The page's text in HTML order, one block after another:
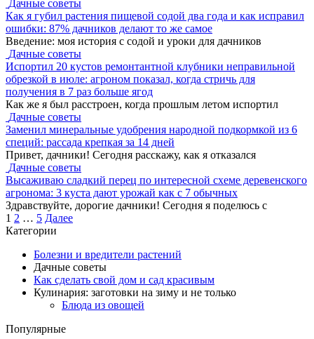
Дачные советы
Как я губил растения пищевой содой два года и как исправил
ошибки: 87% дачников делают то же самое
Введение: моя история с содой и уроки для дачников
Дачные советы
Испортил 20 кустов ремонтантной клубники неправильной
обрезкой в июле: агроном показал, когда стричь для
получения в 7 раз больше ягод
Как же я был расстроен, когда прошлым летом испортил
Дачные советы
Заменил минеральные удобрения народной подкормкой из 6
специй: рассада крепкая за 14 дней
Привет, дачники! Сегодня расскажу, как я отказался
Дачные советы
Высаживаю сладкий перец по интересной схеме деревенского
агронома: 3 куста дают урожай как с 7 обычных
Здравствуйте, дорогие дачники! Сегодня я поделюсь с
Пагинация
записей
1 2 … 5 Далее
Категории
Болезни и вредители растений
Дачные советы
Как сделать свой дом и сад красивым
Кулинария: заготовки на зиму и не только
Блюда из овощей
Популярные